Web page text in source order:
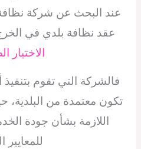
عند البحث عن شركة
عقد نظافة بلدي في
الاختيار
فالشركة التي تقوم
تكون معتمدة من البلدية،
اللازمة بشأن جودة
للمعايير